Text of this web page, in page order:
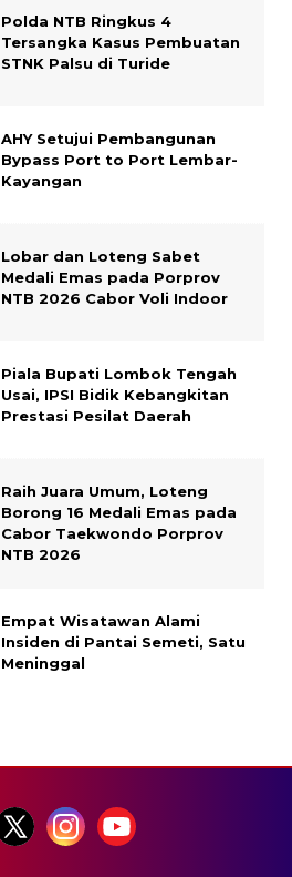
Polda NTB Ringkus 4
Tersangka Kasus Pembuatan
STNK Palsu di Turide
AHY Setujui Pembangunan
Bypass Port to Port Lembar-
Kayangan
Lobar dan Loteng Sabet
Medali Emas pada Porprov
NTB 2026 Cabor Voli Indoor
Piala Bupati Lombok Tengah
Usai, IPSI Bidik Kebangkitan
Prestasi Pesilat Daerah
Raih Juara Umum, Loteng
Borong 16 Medali Emas pada
Cabor Taekwondo Porprov
NTB 2026
Empat Wisatawan Alami
Insiden di Pantai Semeti, Satu
Meninggal